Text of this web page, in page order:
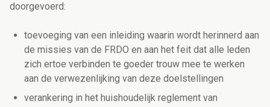
doorgevoerd:
toevoeging van een inleiding waarin wordt herinnerd aan
de missies van de FRDO en aan het feit dat alle leden
zich ertoe verbinden te goeder trouw mee te werken
aan de verwezenlijking van deze doelstellingen
verankering in het huishoudelijk reglement van